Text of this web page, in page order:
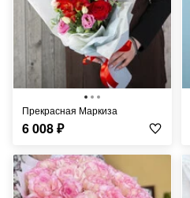
Прекрасная Маркиза
6 008₽